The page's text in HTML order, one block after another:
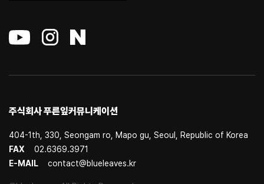
주식회사 푸른잎커뮤니케이션
404-1th, 330, Seongam ro, Mapo gu, Seoul, Republic of Korea
FAX
02.6369.3971
E-MAIL
contact@blueleaves.kr